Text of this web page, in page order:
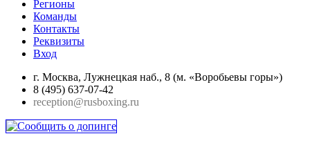
Регионы
Команды
Контакты
Реквизиты
Вход
г. Москва, Лужнецкая наб., 8 (м. «Воробьевы горы»)
8 (495) 637-07-42
reception@rusboxing.ru